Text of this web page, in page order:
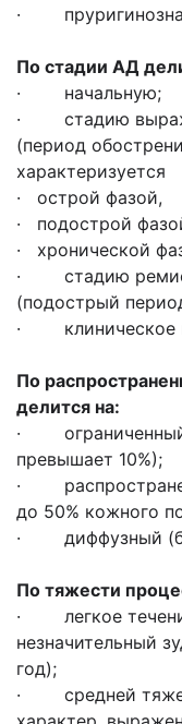
·
По стадии АД
· начальную;
· стадию
(период
характеризуется
· острой фазой,
· подострой
· хронической
· стадию
(подострый
· клиническое
По
делится на:
· ограниченный
превышает 10%);
·
до 50% кожного
· диффузный
По тяжести
· легкое
незначительный
год);
· средней